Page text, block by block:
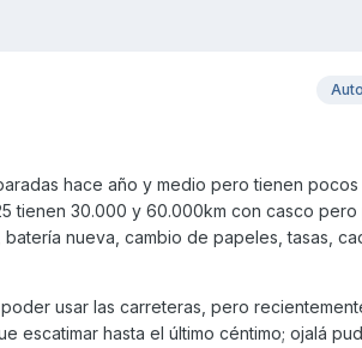
hace año y medio pero tienen pocos
tienen 30.000 y 60.000km con casco pero
nueva, cambio de papeles, tasas,
usar las carreteras, pero
escatimar hasta el último céntimo; ojalá